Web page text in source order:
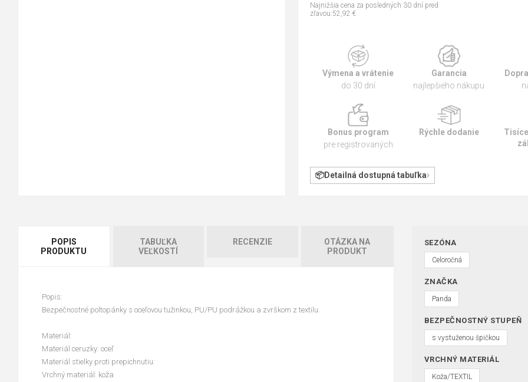
Najnižšia cena za posledných 30 dní pred
zľavou:52,92 €
Výmena a vrátenie
do 30 dní
Garancia
najlepšieho nákupu
Bonus program
pre registrovaných
Rýchle dodanie
Detailná dostupná tabuľka
POPIS
PRODUKTU
TABUĽKA
VEĽKOSTÍ
RECENZIE
OTÁZKA NA
PRODUKT
Popis:
Bezpečnostné poltopánky s oceľovou tužinkou, PU/PU podrážkou a zvrškom z textilu.
Materiál:
Materiál ceruzky: oceľ
Materiál stielky proti prepichnutiu:
Vrchný materiál: koža
SEZÓNA
Celoročná
ZNAČKA
Panda
BEZPEČNOSTNÝ STUPEŇ
s vystuženou špičkou
VRCHNÝ MATERIÁL
Koža/TEXTIL